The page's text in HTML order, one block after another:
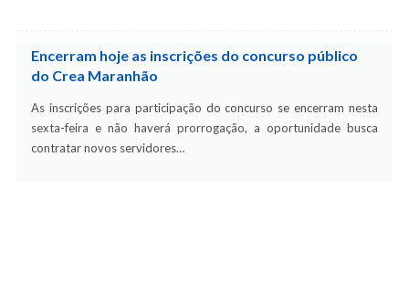
Encerram hoje as inscrições do concurso público
do Crea Maranhão
As inscrições para participação do concurso se encerram nesta
sexta-feira e não haverá prorrogação, a oportunidade busca
contratar novos servidores…